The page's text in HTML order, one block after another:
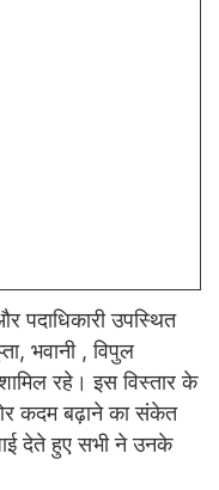
पदाधिकारी उपस्थित
भवानी , विपुल
रहे। इस विस्तार के
कदम बढ़ाने का संकेत
देते हुए सभी ने उनके